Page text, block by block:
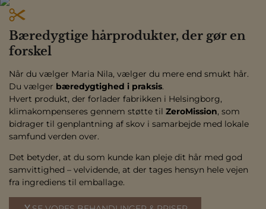
Bæredygtige hårprodukter, der gør en
forskel
Når du vælger Maria Nila, vælger du mere end smukt hår.
Du vælger bæredygtighed i praksis.
Hvert produkt, der forlader fabrikken i Helsingborg,
klimakompenseres gennem støtte til ZeroMission, som
bidrager til genplantning af skov i samarbejde med lokale
samfund verden over.
Det betyder, at du som kunde kan pleje dit hår med god
samvittighed – velvidende, at der tages hensyn hele vejen
fra ingrediens til emballage.